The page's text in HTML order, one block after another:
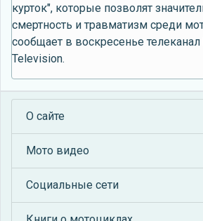
курток", которые позволят
смертность и травматизм среди
сообщает в воскресенье телеканал
Television.
О сайте
Мото видео
Социальные сети